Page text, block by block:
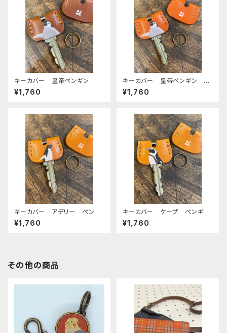
キーカバー 皇帝ペンギン ヒ
ナ エンペラー ヒナペン ペ
ンギン Brown ブラウン 栃
¥1,760
キーカバー 皇帝ペンギン ヒ
ナ エンペラー ヒナペン ペ
ンギン RedBrown レッドブ
¥1,760
キーカバー アデリー ペンギ
ン CAMEL キャメル 栃木
レザー
¥1,760
キーカバー ケープ ペンギ
ン CAMEL キャメル 栃木
レザー
¥1,760
その他の商品